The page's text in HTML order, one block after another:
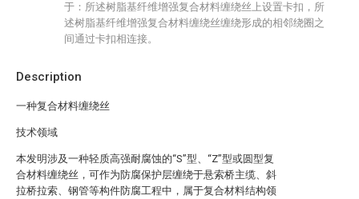
Description
一种复合材料缠绕丝
技术领域
本发明涉及一种轻质高强耐腐蚀的“S”型、“Z”型或圆型复
合材料缠绕丝，可作为防腐保护层缠绕于悬索桥主缆、斜
拉桥拉索、钢管等构件防腐工程中，属于复合材料结构领
于：所述树脂基纤维增强复合材料缠绕丝上设置卡扣，所
述树脂基纤维增强复合材料缠绕丝缠绕形成的相邻绕圈之
间通过卡扣相连接。